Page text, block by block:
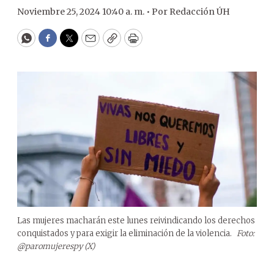
Noviembre 25, 2024 10:40 a. m. • Por Redacción ÚH
WhatsApp
Facebook
Twitter
EmailCopyPrint
Las mujeres macharán este lunes reivindicando los derechos
conquistados y para exigir la eliminación de la violencia. Foto:
@paromujerespy (X)